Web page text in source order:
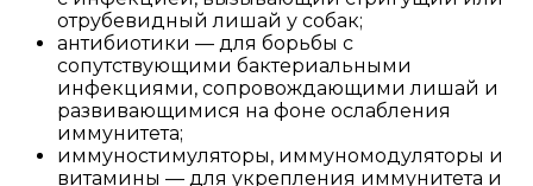
отрубевидный лишай у собак;
антибиотики — для борьбы с
сопутствующими бактериальными
инфекциями, сопровождающими лишай и
развивающимися на фоне ослабления
иммунитета;
иммуностимуляторы, иммуномодуляторы и
витамины — для укрепления иммунитета и